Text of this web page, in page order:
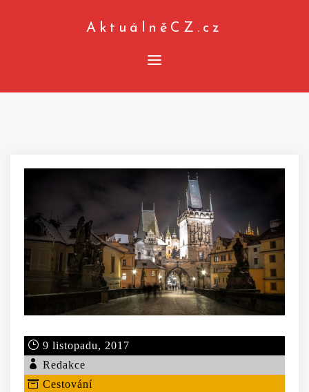
AktuálněCZ.cz
9 listopadu, 2017
Redakce
Cestování